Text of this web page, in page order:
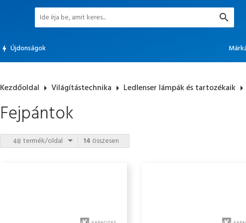
Újdonságok
Kezdőoldal arrow_right Világítástechnika arrow_right Ledlenser lámpák és tartozékaik arrow_right
Fejpántok
termék/oldal 14 összesen